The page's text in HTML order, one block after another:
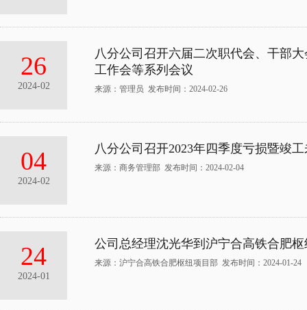
26
2024-02
八分公司召开六届二次职代会、干部
工作会等系列会议
来源：管理员 发布时间：2024-02-26
04
2024-02
八分公司召开2023年四季度亏损暨竣
来源：商务管理部 发布时间：2024-02-04
24
2024-01
公司总经理沈光华到沪宁合高铁合肥
来源：沪宁合高铁合肥枢纽项目部 发布时间：2024-01-24